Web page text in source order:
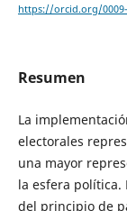
https://orcid.org/0009-
Resumen
La
electorales
una mayor
la esfera política.
del principio de